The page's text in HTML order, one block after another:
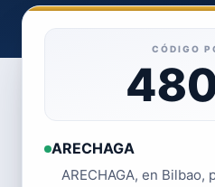
CÓDIGO
ARECHAGA
ARECHAGA, en Bilbao,